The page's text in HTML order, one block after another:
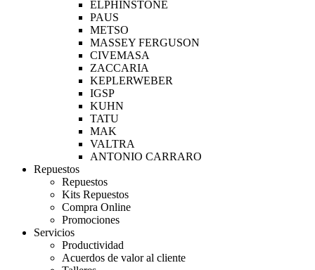
ELPHINSTONE
PAUS
METSO
MASSEY FERGUSON
CIVEMASA
ZACCARIA
KEPLERWEBER
IGSP
KUHN
TATU
MAK
VALTRA
ANTONIO CARRARO
Repuestos
Repuestos
Kits Repuestos
Compra Online
Promociones
Servicios
Productividad
Acuerdos de valor al cliente